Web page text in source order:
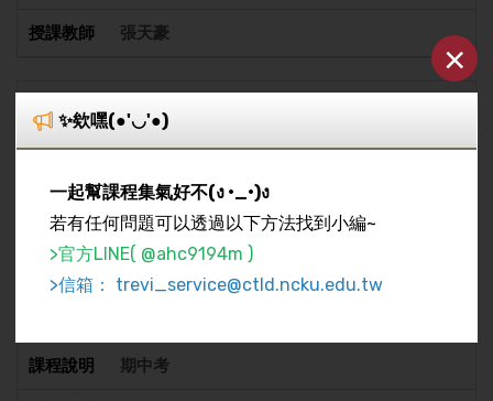
✨欸嘿(●'◡'●)
一起幫課程集氣好不(ง •_•)ง
若有任何問題可以透過以下方法找到小編~
>官方LINE( @ahc9194m )
>信箱： trevi_service@ctld.ncku.edu.tw
×
張天豪
製作賽車遊戲 (七)：過關與失敗的UI與腳本
2 小時
張天豪
期中考